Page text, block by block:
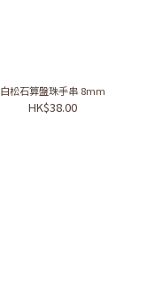
白松石算盤珠手串 8mm
HK$38.00